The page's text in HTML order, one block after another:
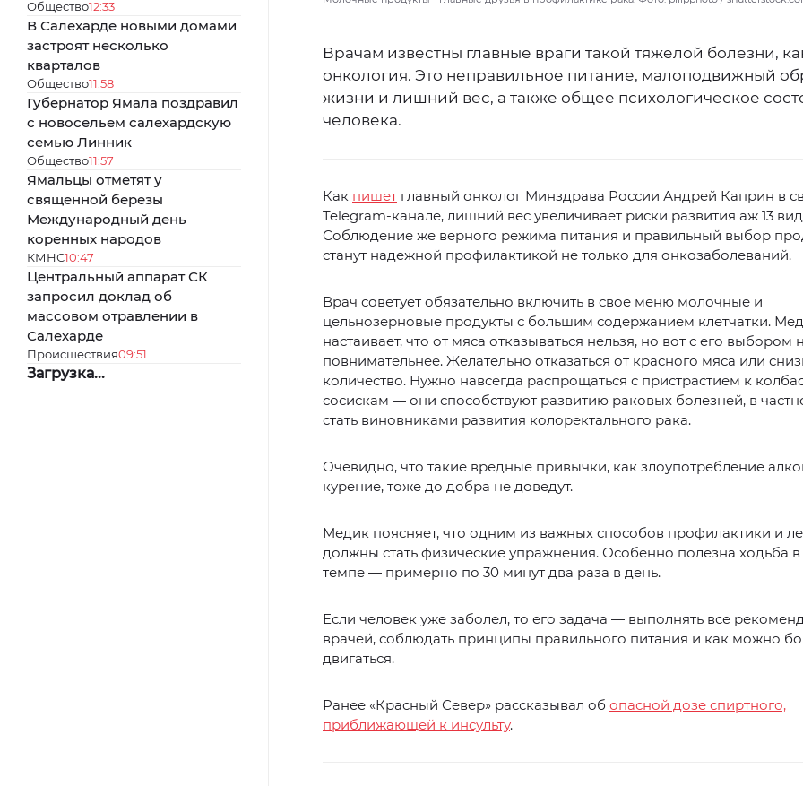
Общество12:33
В Салехарде новыми домами
застроят несколько
кварталов
Общество11:58
Губернатор Ямала поздравил
с новосельем салехардскую
семью Линник
Общество11:57
Ямальцы отметят у
священной березы
Международный день
коренных народов
КМНС10:47
Центральный аппарат СК
запросил доклад об
массовом отравлении в
Салехарде
Происшествия09:51
Загрузка...
Врачам известны главные враги такой тяжелой болезни,
онкология. Это неправильное питание, малоподвижный
жизни и лишний вес, а также общее психологическое
человека.
Как пишет главный онколог Минздрава России Андрей Каприн в
Telegram-канале, лишний вес увеличивает риски развития аж 13
Соблюдение же верного режима питания и правильный выбор
станут надежной профилактикой не только для онкозаболеваний.
Врач советует обязательно включить в свое меню молочные и
цельнозерновые продукты с большим содержанием клетчатки.
настаивает, что от мяса отказываться нельзя, но вот с его выбором
повнимательнее. Желательно отказаться от красного мяса или
количество. Нужно навсегда распрощаться с пристрастием к
сосискам — они способствуют развитию раковых болезней, в
стать виновниками развития колоректального рака.
Очевидно, что такие вредные привычки, как злоупотребление
курение, тоже до добра не доведут.
Медик поясняет, что одним из важных способов профилактики и
должны стать физические упражнения. Особенно полезна ходьба
темпе — примерно по 30 минут два раза в день.
Если человек уже заболел, то его задача — выполнять все
врачей, соблюдать принципы правильного питания и как можно
двигаться.
Ранее «Красный Север» рассказывал об опасной дозе спиртного,
приближающей к инсульту.